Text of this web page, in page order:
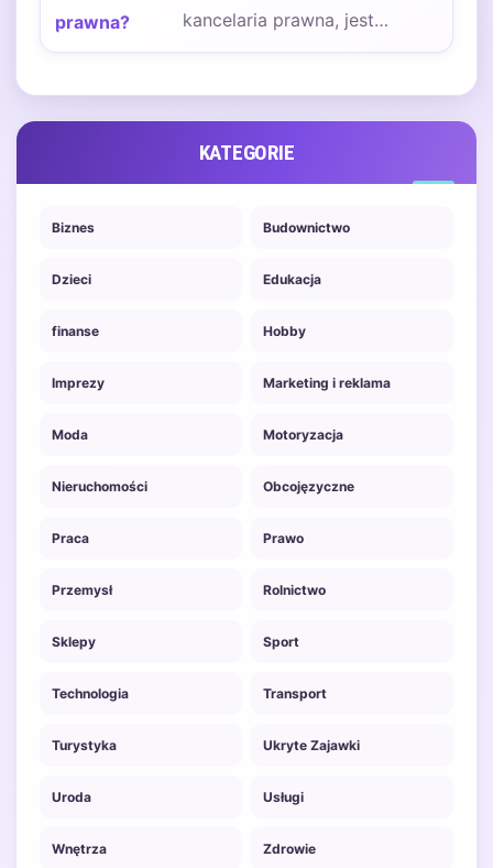
kancelaria prawna, jest
jednym z tych, które nurtują
KATEGORIE
Biznes Budownictwo
Dzieci Edukacja
finanse Hobby
Imprezy Marketing i reklama
Moda Motoryzacja
Nieruchomości Obcojęzyczne
Praca Prawo
Przemysł Rolnictwo
Sklepy Sport
Technologia Transport
Turystyka Ukryte Zajawki
Uroda Usługi
Wnętrza Zdrowie